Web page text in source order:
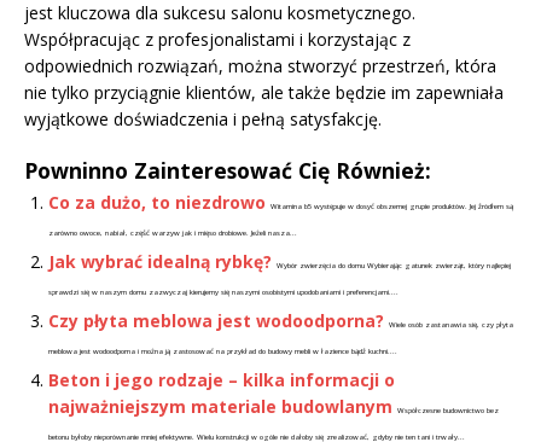
jest kluczowa dla sukcesu salonu kosmetycznego.
Współpracując z profesjonalistami i korzystając z
odpowiednich rozwiązań, można stworzyć przestrzeń, która
nie tylko przyciągnie klientów, ale także będzie im zapewniała
wyjątkowe doświadczenia i pełną satysfakcję.
Powninno Zainteresować Cię Również:
Co za dużo, to niezdrowo Witamina b5 występuje w dosyć obszernej grupie produktów. Jej źródłem są
zarówno owoce, nabiał, część warzyw jak i mięso drobiowe. Jeżeli nasza...
Jak wybrać idealną rybkę? Wybór zwierzęcia do domu Wybierając gatunek zwierząt, który najlepiej
sprawdzi się w naszym domu zazwyczaj kierujemy się naszymi osobistymi upodobaniami i preferencjami....
Czy płyta meblowa jest wodoodporna? Wiele osób zastanawia się, czy płyta
meblowa jest wodoodporna i można ją zastosować na przykład do budowy mebli w łazience bądź kuchni....
Beton i jego rodzaje – kilka informacji o
najważniejszym materiale budowlanym
Współczesne budownictwo bez
betonu byłoby nieporównanie mniej efektywne. Wielu konstrukcji w ogóle nie dałoby się zrealizować, gdyby nie ten tani i trwały...